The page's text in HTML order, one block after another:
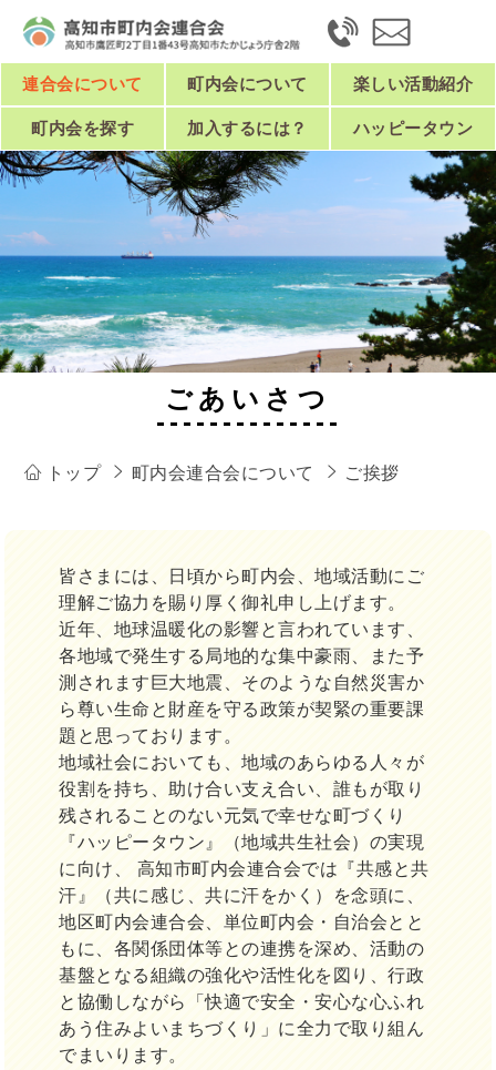
連合会について 町内会について 楽しい活動紹介
町内会を探す 加入するには？ ハッピータウン
ごあいさつ
トップ 町内会連合会について ご挨拶
皆さまには、日頃から町内会、地域活動にご
理解ご協力を賜り厚く御礼申し上げます。
近年、地球温暖化の影響と言われています、
各地域で発生する局地的な集中豪雨、また予
測されます巨大地震、そのような自然災害か
ら尊い生命と財産を守る政策が契緊の重要課
題と思っております。
地域社会においても、地域のあらゆる人々が
役割を持ち、助け合い支え合い、誰もが取り
残されることのない元気で幸せな町づくり
『ハッピータウン』（地域共生社会）の実現
に向け、 高知市町内会連合会では『共感と共
汗』（共に感じ、共に汗をかく）を念頭に、
地区町内会連合会、単位町内会・自治会とと
もに、各関係団体等との連携を深め、活動の
基盤となる組織の強化や活性化を図り、行政
と協働しながら「快適で安全・安心な心ふれ
あう住みよいまちづくり」に全力で取り組ん
でまいります。